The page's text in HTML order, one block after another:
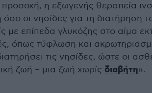
η εξωγενής θεραπεία
οι νησίδες για τη διατήρηση
με επίπεδα γλυκόζης στο αίμα
όπως τύφλωση και
τις νησίδες, ώστε οι
ζωή – μια ζωή χωρίς διαβήτη».